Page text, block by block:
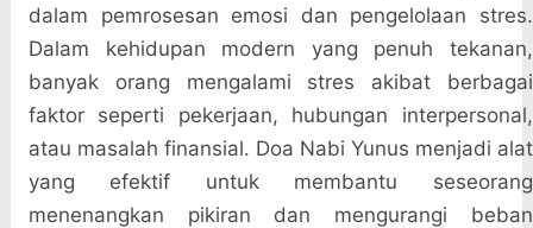
dalam pemrosesan emosi dan pengelolaan stres.
Dalam kehidupan modern yang penuh tekanan,
banyak orang mengalami stres akibat berbagai
faktor seperti pekerjaan, hubungan interpersonal,
atau masalah finansial. Doa Nabi Yunus menjadi alat
yang efektif untuk membantu seseorang
menenangkan pikiran dan mengurangi beban